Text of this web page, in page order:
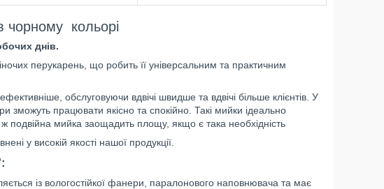
чорному кольорі
днів.
перукарень, що робить її універсальним та практичним
обслуговуючи вдвічі швидше та вдвічі більше клієнтів. У
зможуть працювати якісно та спокійно. Такі мийки ідеально
ж подвійна мийка заощадить площу, якщо є така необхідність
у високій якості нашої продукції.
із вологостійкої фанери, паралонового наповнювача та має